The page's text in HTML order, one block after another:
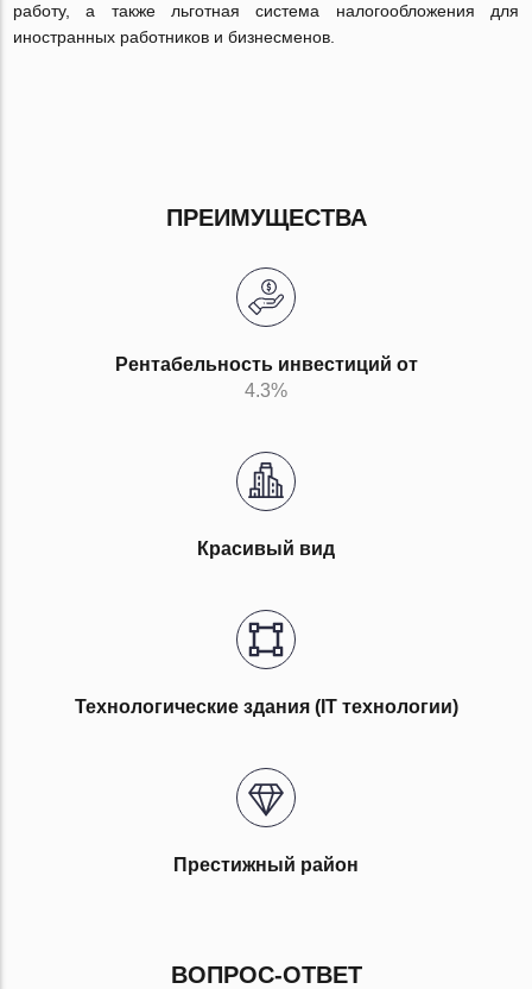
работу, а также льготная система налогообложения для
иностранных работников и бизнесменов.
ПРЕИМУЩЕСТВА
Рентабельность инвестиций от
4.3%
Красивый вид
Технологические здания (IT технологии)
Престижный район
ВОПРОС-ОТВЕТ